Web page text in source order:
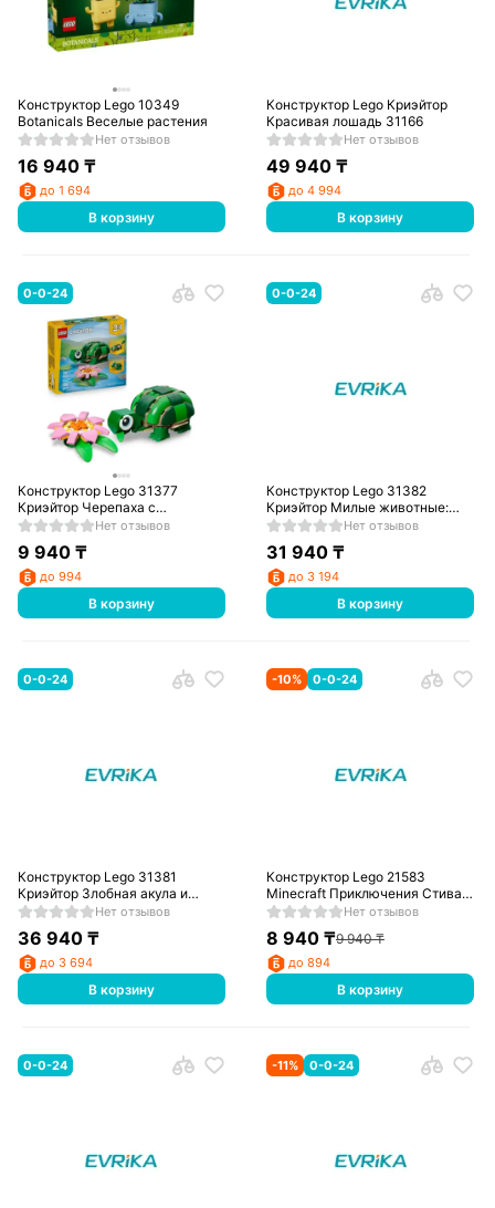
Конструктор Lego 10349
Botanicals Веселые растения
Нет отзывов
16 940₸
до 1 694
В корзину
Конструктор Lego Криэйтор
Красивая лошадь 31166
Нет отзывов
49 940 ₸
до 4 994
В корзину
0-0-24
Конструктор Lego 31377
Криэйтор Черепаха с
кувшинкой Нет отзывов
9 940₸
до 994
В корзину
0-0-24
Конструктор Lego 31382
Криэйтор Милые животные:
игривый щенокНет отзывов
31 940 ₸
до 3 194
В корзину
0-0-24
Конструктор Lego 31381
Криэйтор Злобная акула и
сундук с сокровищами
Нет отзывов
36 940₸
до 3 694
В корзину
-10% 0-0-24
Конструктор Lego 21583
Minecraft Приключения Стива в
тайге
Нет отзывов
8 940 ₸9 940₸
до 894
В корзину
0-0-24 -11% 0-0-24